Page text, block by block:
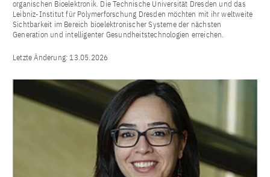
organischen Bioelektronik. Die Technische Universität Dresden und das
Leibniz-Institut für Polymerforschung Dresden möchten mit ihr weltweite
Sichtbarkeit im Bereich bioelektronischer Systeme der nächsten
Generation und intelligenter Gesundheitstechnologien erreichen.
Letzte Änderung:13.05.2026